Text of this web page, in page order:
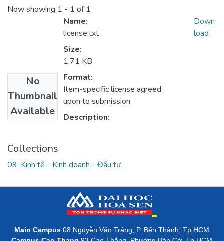
Now showing 1 - 1 of 1
No
Thumbnail
Available
Name:
license.txt
Size:
1.71 KB
Format:
Item-specific license agreed
upon to submission
Description:
Down
load
Collections
09. Kinh tế - Kinh doanh - Đầu tư
Main Campus 08 Nguyễn Văn Tráng, P. Bến Thành, Tp.HCM